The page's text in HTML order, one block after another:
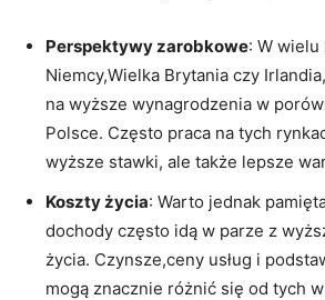
Perspektywy zarobkowe: W wielu
Niemcy,Wielka Brytania czy
na wyższe wynagrodzenia w
Polsce. Często praca na tych
wyższe stawki, ale także lepsze
Koszty życia: Warto jednak
dochody często idą w parze z
życia. Czynsze,ceny usług i
mogą znacznie różnić się od tych